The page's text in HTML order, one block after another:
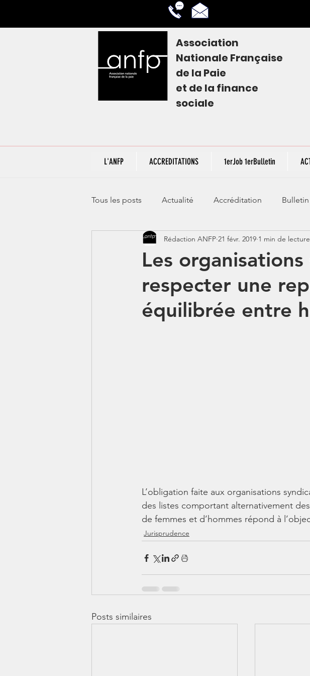
Association
Nationale Française
de la Paie
et de la finance
sociale
L'ANFP ACCREDITATIONS 1erJob 1erBulletin
Tous les posts Actualité Accréditation
CORONAVIRUS - COVID 19 Jurisprudence
Jeunes - 1erJob1erBP DSN BOSS
Les
respecter une
équilibrée entre
Rédaction ANFP 21 févr. 2019 1 min de lecture
L’obligation faite aux organisations
des listes comportant alternativement
de femmes et d’hommes répond à
Jurisprudence
Posts similaires